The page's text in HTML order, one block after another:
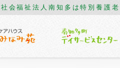
会福祉法人南知多は特別養護